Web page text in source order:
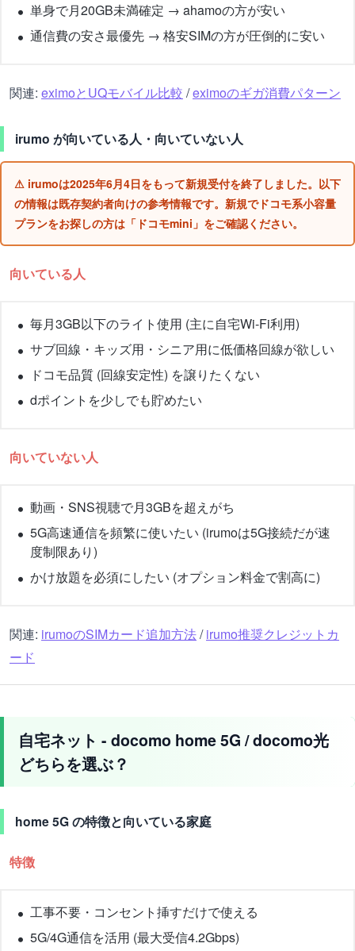
単身で月20GB未満確定 → ahamoの方が安い
通信費の安さ最優先 → 格安SIMの方が圧倒的に安い
関連: eximoとUQモバイル比較 /eximoのギガ消費パターン
irumo が向いている人・向いていない人
⚠ irumoは2025年6月4日をもって新規受付を終了しました。以下
の情報は既存契約者向けの参考情報です。新規でドコモ系小容量
プランをお探しの方は「ドコモmini」をご確認ください。
向いている人
毎月3GB以下のライト使用 (主に自宅Wi-Fi利用)
サブ回線・キッズ用・シニア用に低価格回線が欲しい
ドコモ品質 (回線安定性) を譲りたくない
dポイントを少しでも貯めたい
向いていない人
動画・SNS視聴で月3GBを超えがち
5G高速通信を頻繁に使いたい (irumoは5G接続だが速
度制限あり)
かけ放題を必須にしたい (オプション料金で割高に)
関連: irumoのSIMカード追加方法/irumo推奨クレジットカ
ード
自宅ネット - docomo home 5G / docomo光
どちらを選ぶ？
home 5G の特徴と向いている家庭
特徴
工事不要・コンセント挿すだけで使える
5G/4G通信を活用 (最大受信4.2Gbps)